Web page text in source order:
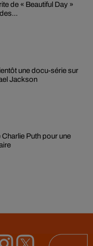
de « Beautiful Day »
une docu-série sur
Jackson
Puth pour une